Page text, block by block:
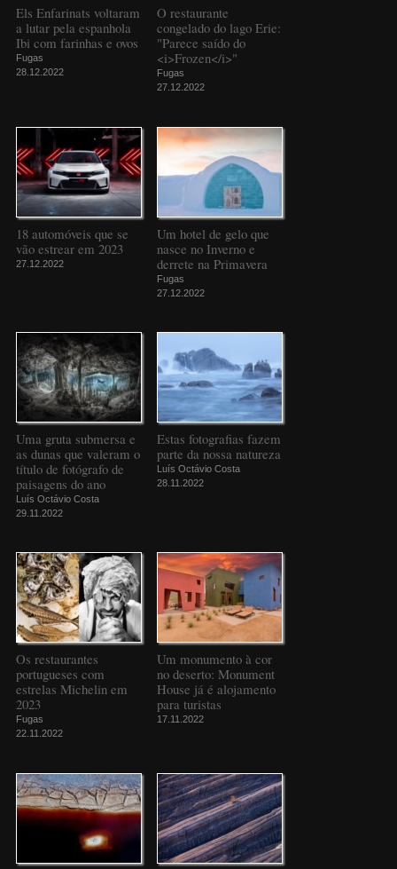
Els Enfarinats voltaram
a lutar pela espanhola
Ibi com farinhas e ovos
Fugas
28.12.2022
O restaurante
congelado do lago Erie:
"Parece saído do
<i>Frozen</i>"
Fugas
27.12.2022
18 automóveis que se
vão estrear em 2023
27.12.2022
Um hotel de gelo que
nasce no Inverno e
derrete na Primavera
Fugas
27.12.2022
Uma gruta submersa e
as dunas que valeram o
título de fotógrafo de
paisagens do ano
Luís Octávio Costa
29.11.2022
Estas fotografias fazem
parte da nossa natureza
Luís Octávio Costa
28.11.2022
Os restaurantes
portugueses com
estrelas Michelin em
2023
Fugas
22.11.2022
Um monumento à cor
no deserto: Monument
House já é alojamento
para turistas
17.11.2022